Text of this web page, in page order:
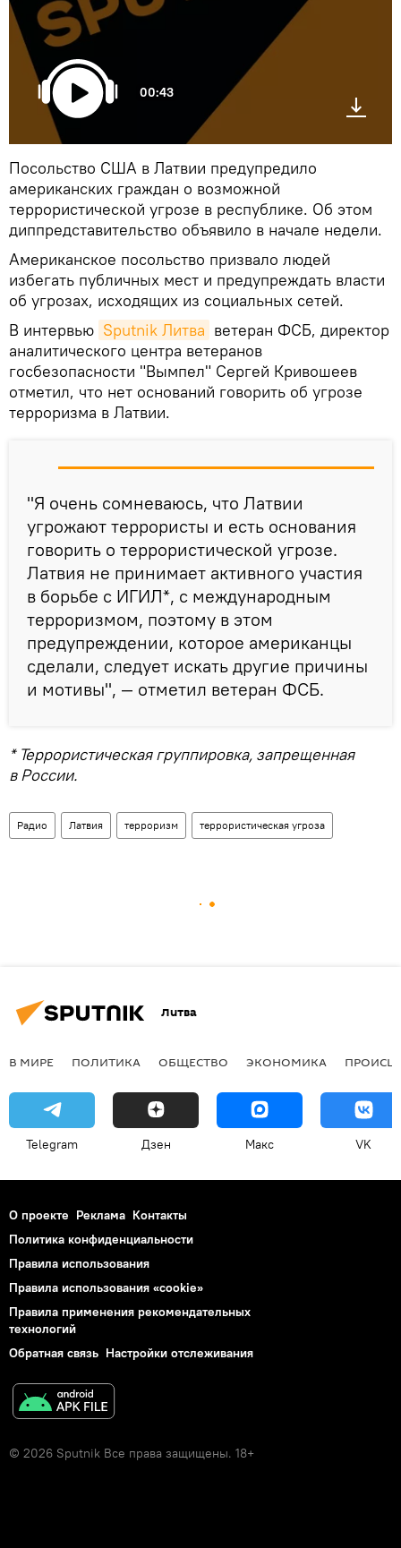
00:43
Посольство США в Латвии предупредило
американских граждан о возможной
террористической угрозе в республике. Об этом
диппредставительство объявило в начале недели.
Американское посольство призвало людей
избегать публичных мест и предупреждать власти
об угрозах, исходящих из социальных сетей.
В интервью Sputnik Литва ветеран ФСБ, директор
аналитического центра ветеранов
госбезопасности "Вымпел" Сергей Кривошеев
отметил, что нет оснований говорить об угрозе
терроризма в Латвии.
"Я очень сомневаюсь, что Латвии
угрожают террористы и есть основания
говорить о террористической угрозе.
Латвия не принимает активного участия
в борьбе с ИГИЛ*, с международным
терроризмом, поэтому в этом
предупреждении, которое американцы
сделали, следует искать другие причины
и мотивы", — отметил ветеран ФСБ.
* Террористическая группировка, запрещенная
в России.
Радио Латвия терроризм террористическая угроза
Литва
В МИРЕ ПОЛИТИКА ОБЩЕСТВО ЭКОНОМИКА
Telegram Дзен Макс VK
О проекте Реклама Контакты
Политика конфиденциальности
Правила использования
Правила использования «cookie»
Правила применения рекомендательных
технологий
Обратная связь Настройки отслеживания
© 2026 Sputnik Все права защищены. 18+